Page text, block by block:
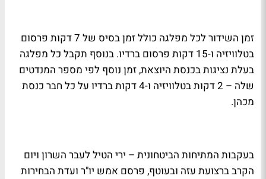
זמן השידור לכל מפלגה כולל זמן בסיס של 7 דקות פרסום
בטלוויזיה ו-15 דקות פרסום ברדיו. בנוסף תקבל כל מפלגה
בעלת נציגות בכנסת היוצאת, זמן נוסף לפי מספר המנדטים
שלה – 2 דקות בטלוויזיה ו-4 דקות ברדיו על כל חבר כנסת
מכהן.
בעקבות המתיחות הביטחונית – ירי הטיל לעבר השרון ויום
הקרב ברצועת עזה ובעוטף, פרסם אמש יו"ר ועדת הבחירות